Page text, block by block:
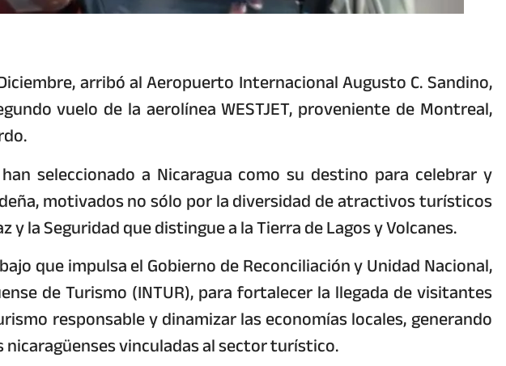
arribó al Aeropuerto Internacional Augusto C. Sandino,
vuelo de la aerolínea WESTJET, proveniente de Montreal,
seleccionado a Nicaragua como su destino para celebrar y
motivados no sólo por la diversidad de atractivos turísticos
y la Seguridad que distingue a la Tierra de Lagos y Volcanes.
que impulsa el Gobierno de Reconciliación y Unidad Nacional,
de Turismo (INTUR), para fortalecer la llegada de visitantes
responsable y dinamizar las economías locales, generando
vinculadas al sector turístico.